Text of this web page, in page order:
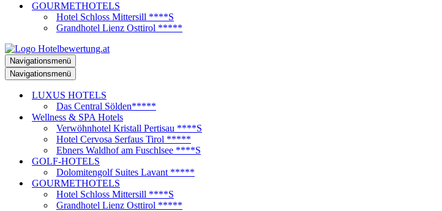
GOURMETHOTELS
Hotel Schloss Mittersill ****S
Grandhotel Lienz Osttirol *****
Navigationsmenü
Navigationsmenü
LUXUS HOTELS
Das Central Sölden*****
Wellness & SPA Hotels
Verwöhnhotel Kristall Pertisau ****S
Hotel Cervosa Serfaus Tirol *****
Ebners Waldhof am Fuschlsee ****S
GOLF-HOTELS
Dolomitengolf Suites Lavant *****
GOURMETHOTELS
Hotel Schloss Mittersill ****S
Grandhotel Lienz Osttirol *****